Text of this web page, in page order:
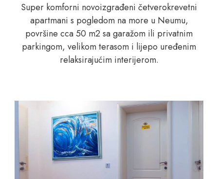
Super komforni novoizgrađeni četverokrevetni
apartmani s pogledom na more u Neumu,
površine cca 50 m2 sa garažom ili privatnim
parkingom, velikom terasom i lijepo uređenim
relaksirajućim interijerom.